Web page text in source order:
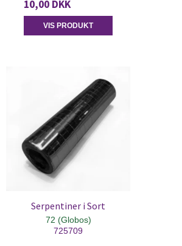
10,00 DKK
VIS PRODUKT
Serpentiner i Sort
72 (Globos)
725709